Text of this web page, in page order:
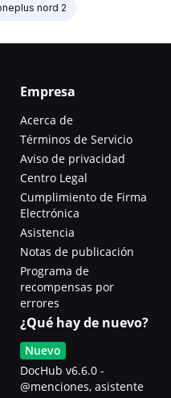
nord 2
Empresa
Acerca de
Términos de Servicio
Aviso de privacidad
Centro Legal
Cumplimiento de Firma
Electrónica
Asistencia
Notas de publicación
Programa de
recompensas por
errores
¿Qué hay de nuevo?
Nuevo
DocHub v6.6.0 -
@menciones, asistente